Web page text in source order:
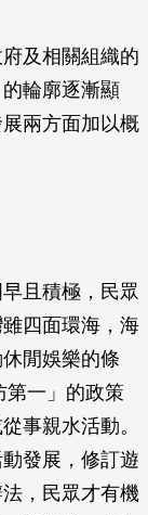
及相關組織的
輪廓逐漸顯
兩方面加以概
且積極，民眾
四面環海，海
閒娛樂的條
第一」的政策
事親水活動。
發展，修訂遊
，民眾才有機